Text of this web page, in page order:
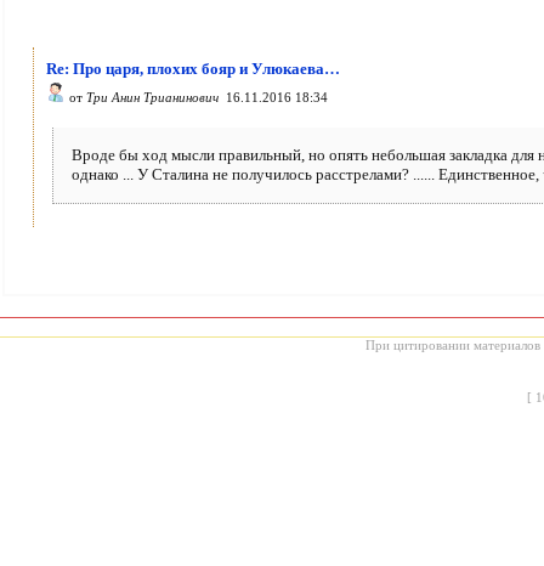
Re: Про царя, плохих бояр и Улюкаева…
от Три Анин Трианинович 16.11.2016 18:34
Вроде бы ход мысли правильный, но опять небольшая закладка
однако ... У Сталина не получилось расстрелами? ......
При цитировании материалов
[